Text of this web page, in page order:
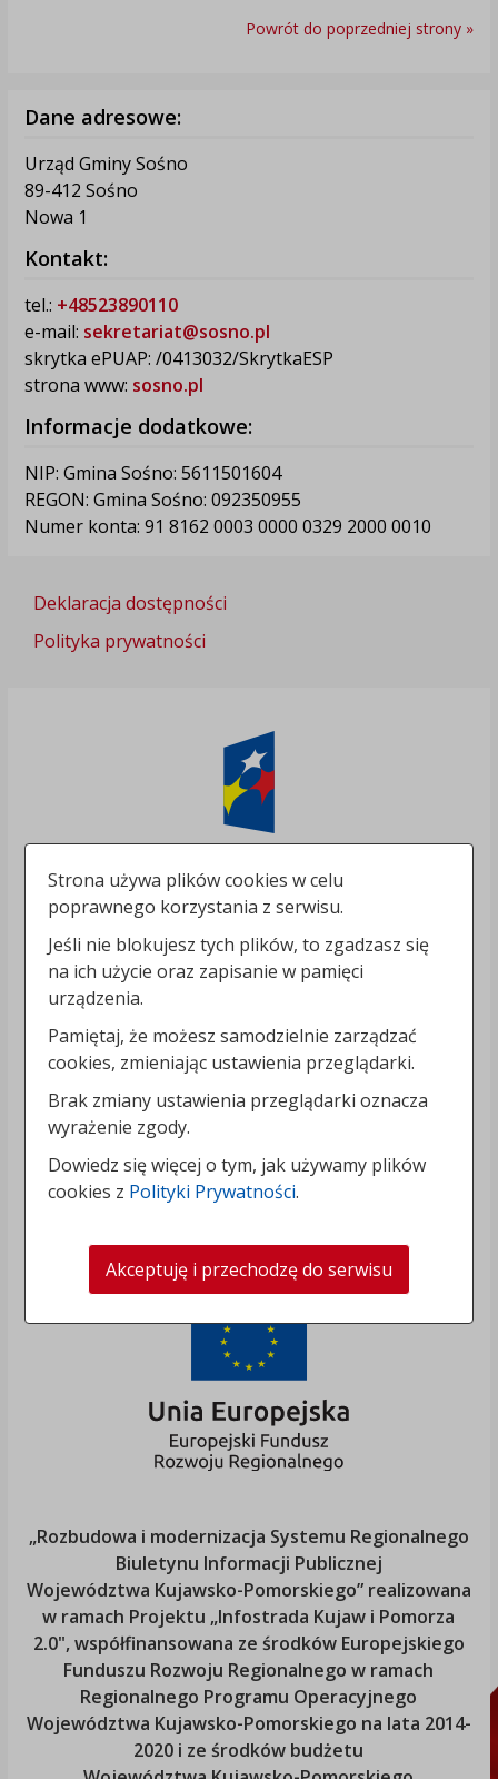
Powrót do poprzedniej strony »
Dane adresowe:
Urząd Gminy Sośno
89-412 Sośno
Nowa 1
Kontakt:
tel.: +48523890110
e-mail: sekretariat@sosno.pl
skrytka ePUAP: /0413032/SkrytkaESP
strona www: sosno.pl
Informacje dodatkowe:
NIP: Gmina Sośno: 5611501604
REGON: Gmina Sośno: 092350955
Numer konta: 91 8162 0003 0000 0329 2000 0010
Deklaracja dostępności
Polityka prywatności
„Rozbudowa i modernizacja Systemu Regionalnego
Biuletynu Informacji Publicznej
Województwa Kujawsko-Pomorskiego” realizowana
w ramach Projektu „Infostrada Kujaw i Pomorza
2.0", współfinansowana ze środków Europejskiego
Funduszu Rozwoju Regionalnego w ramach
Regionalnego Programu Operacyjnego
Województwa Kujawsko-Pomorskiego na lata 2014-
2020 i ze środków budżetu
Strona używa plików cookies w celu
poprawnego korzystania z serwisu.
Jeśli nie blokujesz tych plików, to zgadzasz się
na ich użycie oraz zapisanie w pamięci
urządzenia.
Pamiętaj, że możesz samodzielnie zarządzać
cookies, zmieniając ustawienia przeglądarki.
Brak zmiany ustawienia przeglądarki oznacza
wyrażenie zgody.
Dowiedz się więcej o tym, jak używamy plików
cookies z Polityki Prywatności.
Akceptuję i przechodzę do serwisu